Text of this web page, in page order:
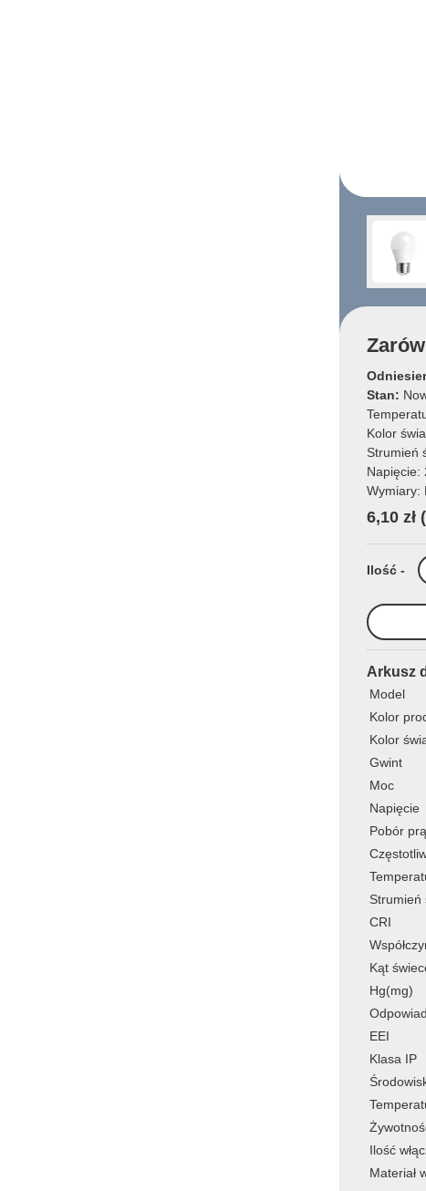
Stan:
Kolor
Strumień
Napięcie:
Wymiary:
6,10 zł
Ilość -
Arkusz
Model
Kolor
Kolor
Gwint
Moc
Napięcie
Pobór
Strumień
CRI
Kąt
Hg(mg)
EEI
Klasa IP
Ilość
Materiał